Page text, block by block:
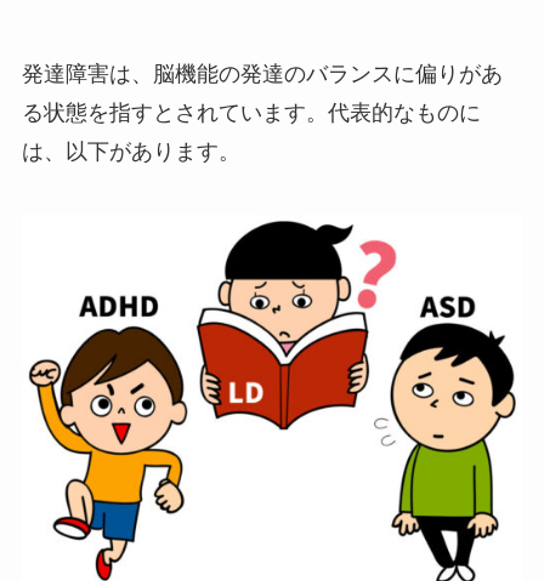
発達障害は、脳機能の発達のバランスに偏りがあ
る状態を指すとされています。代表的なものに
は、以下があります。